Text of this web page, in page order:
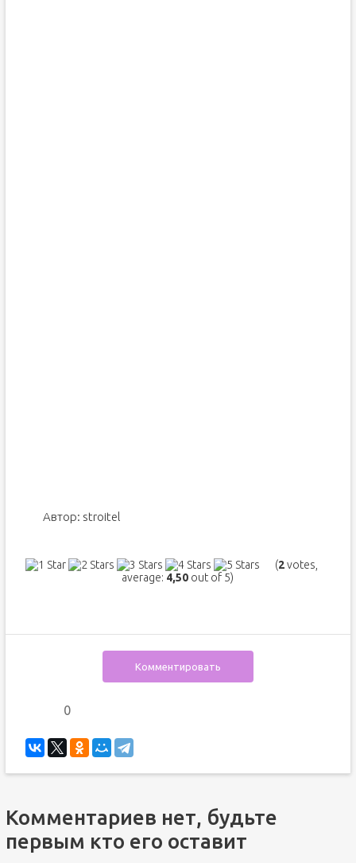
Автор: stroitel
(2votes,
average: 4,50 out of 5)
Комментировать
0
Комментариев нет, будьте
первым кто его оставит